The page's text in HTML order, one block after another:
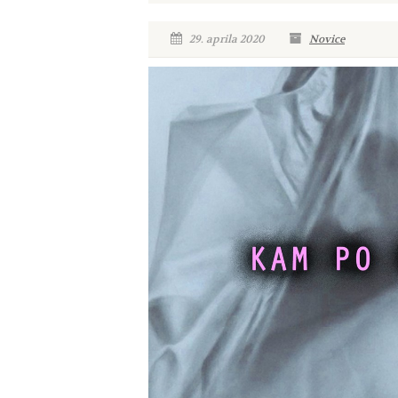
29. aprila 2020 Novice